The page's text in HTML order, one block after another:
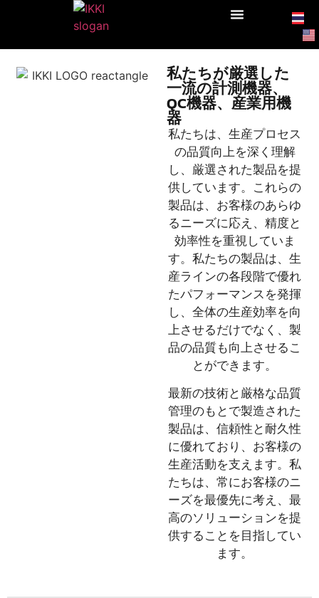
私たちが厳選した
一流の計測機器、
QC機器、産業用機
器
私たちは、生産プロセス
の品質向上を深く理解
し、厳選された製品を提
供しています。これらの
製品は、お客様のあらゆ
るニーズに応え、精度と
効率性を重視していま
す。私たちの製品は、生
産ラインの各段階で優れ
たパフォーマンスを発揮
し、全体の生産効率を向
上させるだけでなく、製
品の品質も向上させるこ
とができます。
最新の技術と厳格な品質
管理のもとで製造された
製品は、信頼性と耐久性
に優れており、お客様の
生産活動を支えます。私
たちは、常にお客様のニ
ーズを最優先に考え、最
高のソリューションを提
供することを目指してい
ます。